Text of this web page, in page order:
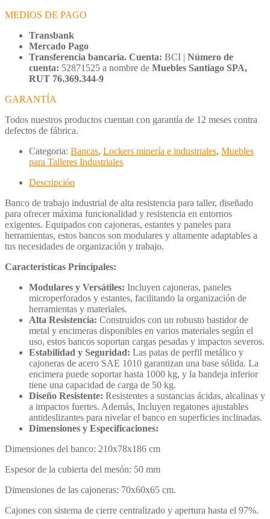
MEDIOS DE PAGO
Transbank
Mercado Pago
Transferencia bancaria. Cuenta: BCI | Número de
cuenta: 52871525 a nombre de Muebles Santiago SPA,
RUT 76.369.344-9
GARANTÍA
Todos nuestros productos cuentan con garantía de 12 meses contra
defectos de fábrica.
Categoria: Bancas, Lockers minería e industriales, Muebles
para Talleres Industriales
Descripción
Banco de trabajo industrial de alta resistencia para taller, diseñado
para ofrecer máxima funcionalidad y resistencia en entornos
exigentes. Equipados con cajoneras, estantes y paneles para
herramientas, estos bancos son modulares y altamente adaptables a
tus necesidades de organización y trabajo.
Características Principales:
Modulares y Versátiles: Incluyen cajoneras, paneles
microperforados y estantes, facilitando la organización de
herramientas y materiales.
Alta Resistencia: Construidos con un robusto bastidor de
metal y encimeras disponibles en varios materiales según el
uso, estos bancos soportan cargas pesadas y impactos severos.
Estabilidad y Seguridad: Las patas de perfil metálico y
cajoneras de acero SAE 1010 garantizan una base sólida. La
encimera puede soportar hasta 1000 kg, y la bandeja inferior
tiene una capacidad de carga de 50 kg.
Diseño Resistente: Resistentes a sustancias ácidas, alcalinas y
a impactos fuertes. Además, Incluyen regatones ajustables
antideslizantes para nivelar el banco en superficies inclinadas.
Dimensiones y Especificaciones:
Dimensiones del banco: 210x78x186 cm
Espesor de la cubierta del mesón: 50 mm
Dimensiones de las cajoneras: 70x60x65 cm.
Cajones con sistema de cierre centralizado y apertura hasta el 97%.